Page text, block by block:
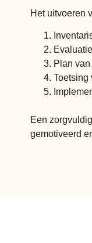
Het uitvoeren
Plan
Toetsing
Een
gemotiveerd